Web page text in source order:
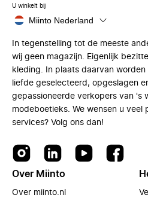
U winkelt bij
Miinto Nederland
In tegenstelling tot de meeste
wij geen magazijn. Eigenlijk
kleding. In plaats daarvan
liefde geselecteerd, opgeslagen
gepassioneerde verkopers van 's
modeboetieks. We wensen u veel
services? Volg ons dan!
Over Miinto
Over miinto.nl